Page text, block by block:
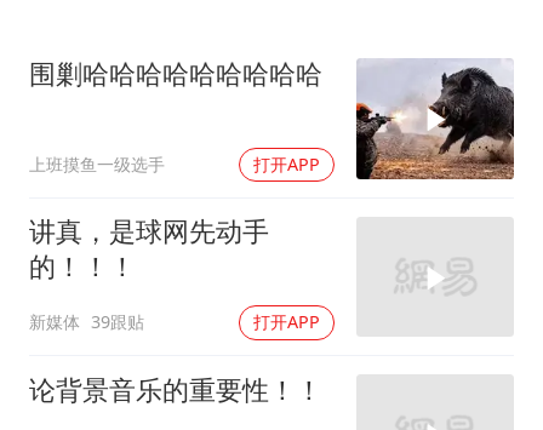
我国编制完成新版全月地质图
“深圳地面沉降致车辆损坏”不实
奋进开新局 实干挑大梁
围剿哈哈哈哈哈哈哈哈哈
上班摸鱼一级选手 打开APP
讲真，是球网先动手
的！！！
新媒体 39跟贴 打开APP
论背景音乐的重要性！！